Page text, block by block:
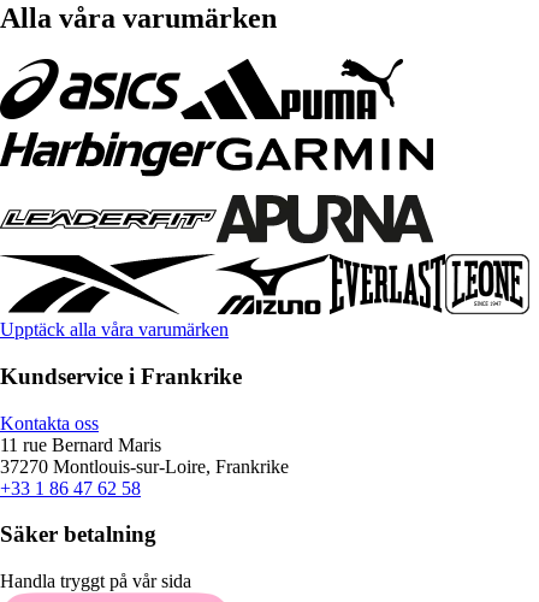
Alla våra varumärken
Upptäck alla våra varumärken
Kundservice i Frankrike
Kontakta oss
11 rue Bernard Maris
37270 Montlouis-sur-Loire, Frankrike
+33 1 86 47 62 58
Säker betalning
Handla tryggt på vår sida